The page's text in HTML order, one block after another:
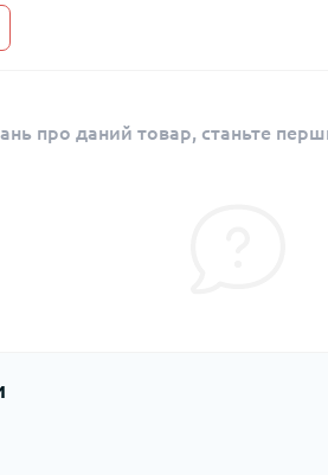
про даний товар, станьте